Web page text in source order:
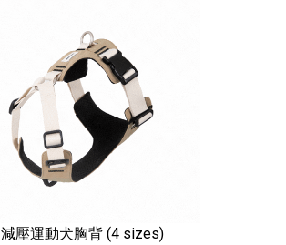
減壓運動犬胸背 (4 sizes)